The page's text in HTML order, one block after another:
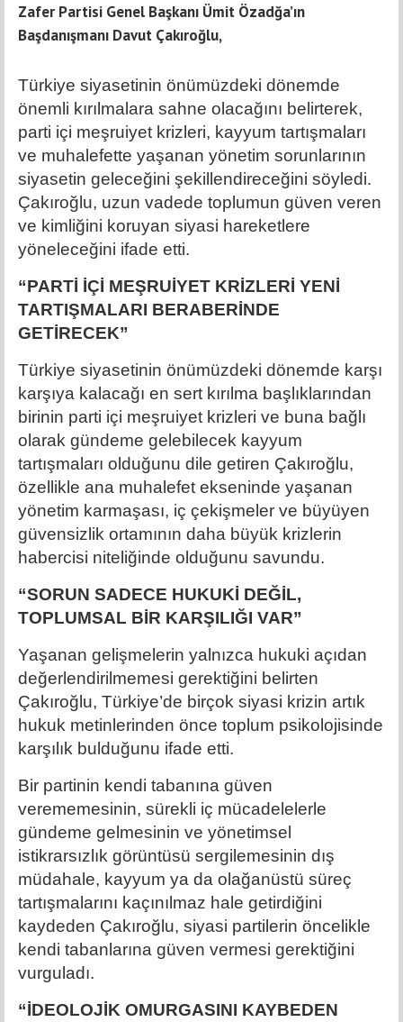
Zafer Partisi Genel Başkanı Ümit Özadğa’ın
Başdanışmanı Davut Çakıroğlu,
Türkiye siyasetinin önümüzdeki dönemde
önemli kırılmalara sahne olacağını belirterek,
parti içi meşruiyet krizleri, kayyum tartışmaları
ve muhalefette yaşanan yönetim sorunlarının
siyasetin geleceğini şekillendireceğini söyledi.
Çakıroğlu, uzun vadede toplumun güven veren
ve kimliğini koruyan siyasi hareketlere
yöneleceğini ifade etti.
“PARTİ İÇİ MEŞRUİYET KRİZLERİ YENİ
TARTIŞMALARI BERABERİNDE
GETİRECEK”
Türkiye siyasetinin önümüzdeki dönemde karşı
karşıya kalacağı en sert kırılma başlıklarından
birinin parti içi meşruiyet krizleri ve buna bağlı
olarak gündeme gelebilecek kayyum
tartışmaları olduğunu dile getiren Çakıroğlu,
özellikle ana muhalefet ekseninde yaşanan
yönetim karmaşası, iç çekişmeler ve büyüyen
güvensizlik ortamının daha büyük krizlerin
habercisi niteliğinde olduğunu savundu.
“SORUN SADECE HUKUKİ DEĞİL,
TOPLUMSAL BİR KARŞILIĞI VAR”
Yaşanan gelişmelerin yalnızca hukuki açıdan
değerlendirilmemesi gerektiğini belirten
Çakıroğlu, Türkiye’de birçok siyasi krizin artık
hukuk metinlerinden önce toplum psikolojisinde
karşılık bulduğunu ifade etti.
Bir partinin kendi tabanına güven
verememesinin, sürekli iç mücadelelerle
gündeme gelmesinin ve yönetimsel
istikrarsızlık görüntüsü sergilemesinin dış
müdahale, kayyum ya da olağanüstü süreç
tartışmalarını kaçınılmaz hale getirdiğini
kaydeden Çakıroğlu, siyasi partilerin öncelikle
kendi tabanlarına güven vermesi gerektiğini
vurguladı.
“İDEOLOJİK OMURGASINI KAYBEDEN